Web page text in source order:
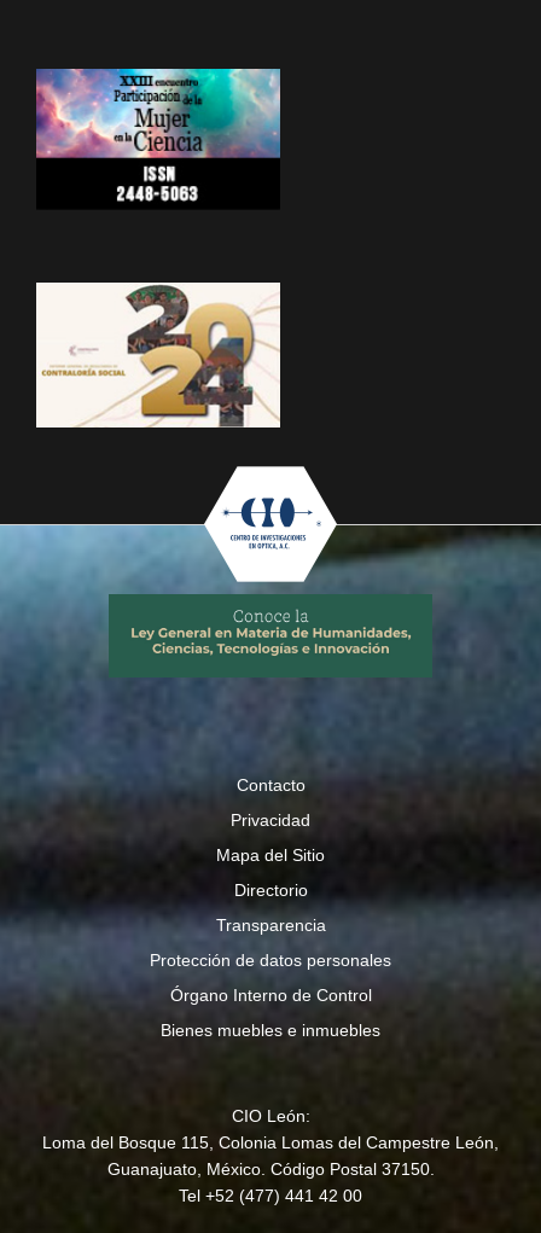
Contacto
Privacidad
Mapa del Sitio
Directorio
Transparencia
Protección de datos personales
Órgano Interno de Control
Bienes muebles e inmuebles
CIO León:
Loma del Bosque 115, Colonia Lomas del Campestre León,
Guanajuato, México. Código Postal 37150.
Tel +52 (477) 441 42 00